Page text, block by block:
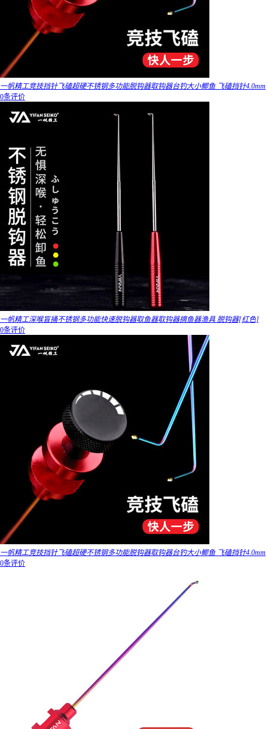
一帆精工竞技挡针飞磕超硬不锈钢多功能脱钩器取钩器台钓大小鲫鱼 飞磕挡针4.0mm
0条评价
一帆精工深喉盲捅不锈钢多功能快速脱钩器取鱼器取钩器摘鱼器渔具 脱钩器[红色]
0条评价
一帆精工竞技挡针飞磕超硬不锈钢多功能脱钩器取钩器台钓大小鲫鱼 飞磕挡针4.0mm
0条评价